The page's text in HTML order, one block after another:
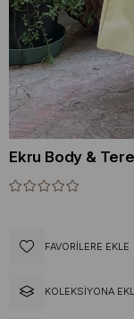
Ekru Body &
FAVORILERE EKLE
KOLEKSIYONA